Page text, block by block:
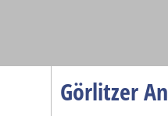
Görlitzer